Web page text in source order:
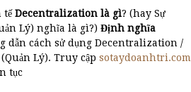
tếDecentralization là gì? (hay Sự
Lý) nghĩa là gì?) Định nghĩa
dẫn cách sử dụng Decentralization /
Lý). Truy cập sotaydoanhtri.com
tục